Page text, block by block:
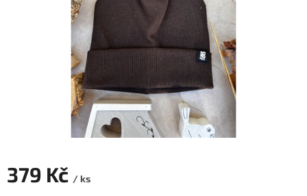
379 Kč / ks